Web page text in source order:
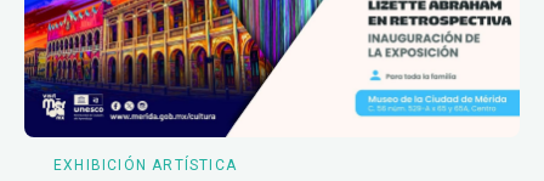
EXHIBICIÓN ARTÍSTICA